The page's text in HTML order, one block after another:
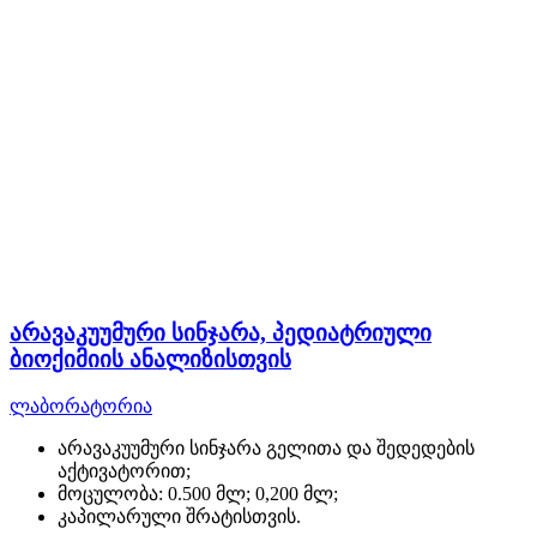
არავაკუუმური სინჯარა, პედიატრიული
ბიოქიმიის ანალიზისთვის
ლაბორატორია
არავაკუუმური სინჯარა გელითა და შედედების
აქტივატორით;
მოცულობა: 0.500 მლ; 0,200 მლ;
კაპილარული შრატისთვის.